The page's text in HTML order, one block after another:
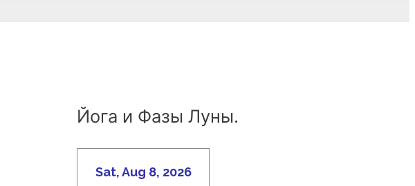
Йога и Фазы Луны.